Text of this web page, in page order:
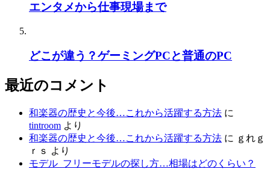
エンタメから仕事現場まで
どこが違う？ゲーミングPCと普通のPC
最近のコメント
和楽器の歴史と今後…これから活躍する方法 に
tintroom より
和楽器の歴史と今後…これから活躍する方法 に ｇれｇ
ｒｓ より
モデル_フリーモデルの探し方…相場はどのくらい？